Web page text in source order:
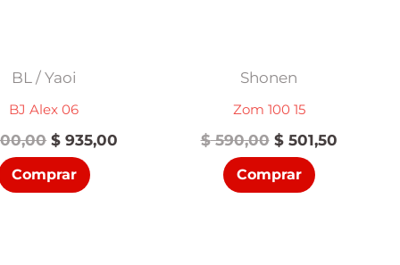
BL / Yaoi
BJ Alex 06
El
precio
original
era:
$ 935,00
Comprar
Shonen
Zom 100 15
$590,00 El
precio
original
era:
$501,50El
Comprar